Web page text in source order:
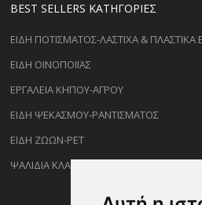
BEST SELLERS ΚΑΤΗΓΟΡΊΕΣ
ΕΙΔΗ ΠΟΤΙΣΜΑΤΟΣ-ΛΑΣΤΙΧΑ & ΠΛΑΣΤΙΚΑ
ΕΙΔΗ ΟΙΝΟΠΟΙΪΑΣ
ΕΡΓΑΛΕΙΑ ΚΗΠΟΥ-ΑΓΡΟΥ
ΕΙΔΗ ΨΕΚΑΣΜΟΥ-ΡΑΝΤΙΣΜΑΤΟΣ
ΕΙΔΗ ΖΩΩΝ-PET
ΨΑΛΙΔΙΑ ΚΛΑΔΕΜΑΤΟΣ